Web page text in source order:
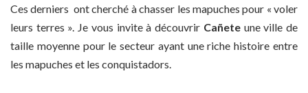
Ces derniers ont cherché à chasser les mapuches pour « voler
leurs terres ». Je vous invite à découvrir Cañeteune ville de
taille moyenne pour le secteur ayant une riche histoire entre
les mapuches et les conquistadors.